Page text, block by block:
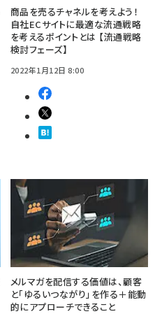
商品を売るチャネルを考えよう！
自社ECサイトに最適な流通戦略
を考えるポイントとは 【流通戦略
検討フェーズ】
2022年1月12日 8:00
メルマガを配信する価値は、顧客
と「ゆるいつながり」を作る＋能動
的にアプローチできること